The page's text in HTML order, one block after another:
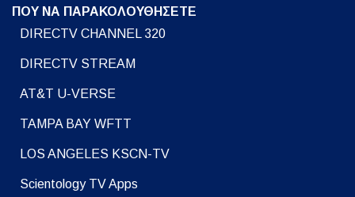
ΠΟΥ ΝΑ ΠΑΡΑΚΟΛΟΥΘΗΣΕΤΕ
DIRECTV CHANNEL 320
DIRECTV STREAM
AT&T U-VERSE
TAMPA BAY WFTT
LOS ANGELES KSCN-TV
Scientology TV Apps